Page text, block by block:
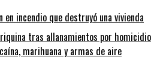
incendio que destruyó una vivienda
tras allanamientos por homicidio
marihuana y armas de aire